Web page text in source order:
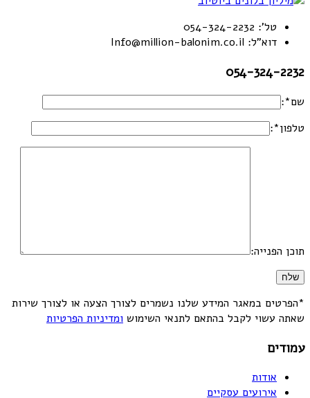
טל': 054-324-2232
דוא"ל: Info@million-balonim.co.il
054-324-2232
שם*:
טלפון*:
תוכן הפנייה:
*הפרטים במאגר המידע שלנו נשמרים לצורך הצעה או לצורך שירות
שאתה עשוי לקבל בהתאם לתנאי השימוש ומדיניות הפרטיות
עמודים
אודות
אירועים עסקיים